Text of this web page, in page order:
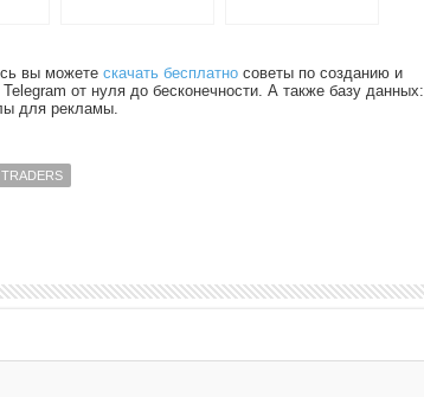
вы можете скачать бесплатно советы по созданию и
от нуля до бесконечности. А также базу данных:
для рекламы.
TRADERS